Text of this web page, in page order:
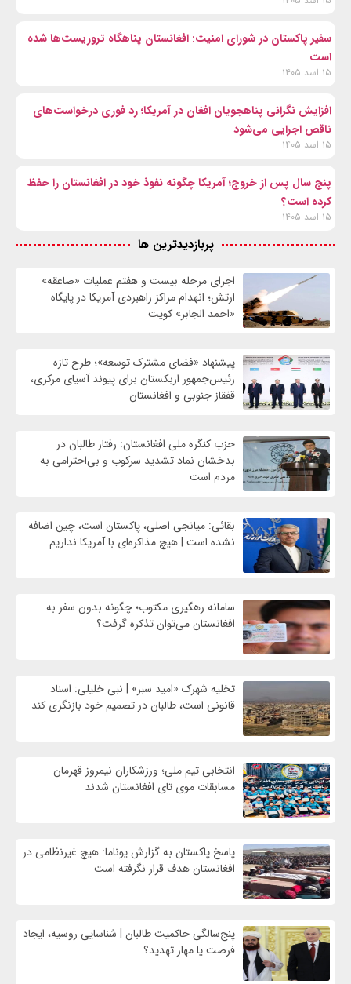
سفیر پاکستان در شورای امنیت: افغانستان پناهگاه تروریست‌ها شده
است
۱۵ اسد ۱۴۰۵
افزایش نگرانی پناهجویان افغان در آمریکا؛ رد فوری درخواست‌های
ناقص اجرایی می‌شود
۱۵ اسد ۱۴۰۵
پنج سال پس از خروج؛ آمریکا چگونه نفوذ خود در افغانستان را حفظ
کرده است؟
۱۵ اسد ۱۴۰۵
پربازدیدترین ها
اجرای مرحله بیست و هفتم عملیات «صاعقه»
ارتش؛ انهدام مراکز راهبردی آمریکا در پایگاه
«احمد الجابر» کویت
پیشنهاد «فضای مشترک توسعه»؛ طرح تازه
رئیس‌جمهور ازبکستان برای پیوند آسیای مرکزی،
قفقاز جنوبی و افغانستان
حزب کنگره ملی افغانستان: رفتار طالبان در
بدخشان نماد تشدید سرکوب و بی‌احترامی به
مردم است
بقائی: میانجی اصلی، پاکستان است، چین اضافه
نشده است | هیچ مذاکره‌ای با آمریکا نداریم
سامانه رهگیری مکتوب؛ چگونه بدون سفر به
افغانستان می‌توان تذکره گرفت؟
تخلیه شهرک «امید سبز» | نبی خلیلی: اسناد
قانونی است، طالبان در تصمیم خود بازنگری کند
انتخابی تیم ملی؛ ورزشکاران نیمروز قهرمان
مسابقات موی تای افغانستان شدند
پاسخ پاکستان به گزارش یوناما: هیچ غیرنظامی در
افغانستان هدف قرار نگرفته است
پنج‌سالگی حاکمیت طالبان | شناسایی روسیه، ایجاد
فرصت‌ یا مهار تهدید؟